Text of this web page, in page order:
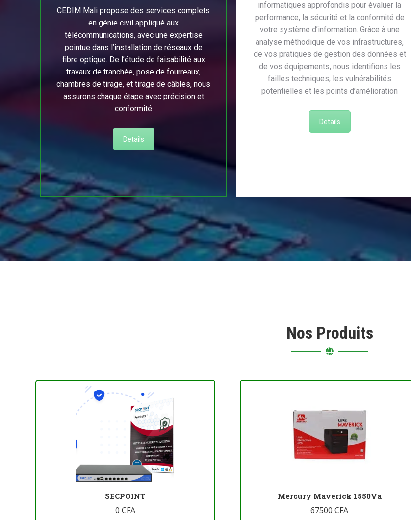
CEDIM Mali propose des services complets
en génie civil appliqué aux
télécommunications, avec une expertise
pointue dans l’installation de réseaux de
fibre optique. De l’étude de faisabilité aux
travaux de tranchée, pose de fourreaux,
chambres de tirage, et tirage de câbles, nous
assurons chaque étape avec précision et
conformité
Details
informatiques approfondis pour évaluer la
performance, la sécurité et la conformité de
votre système d’information. Grâce à une
analyse méthodique de vos infrastructures,
de vos pratiques de gestion des données et
de vos équipements, nous identifions les
failles techniques, les vulnérabilités
potentielles et les points d’amélioration
Details
Nos Produits
SECPOINT
0 CFA
Mercury Maverick 1550Va
67500CFA